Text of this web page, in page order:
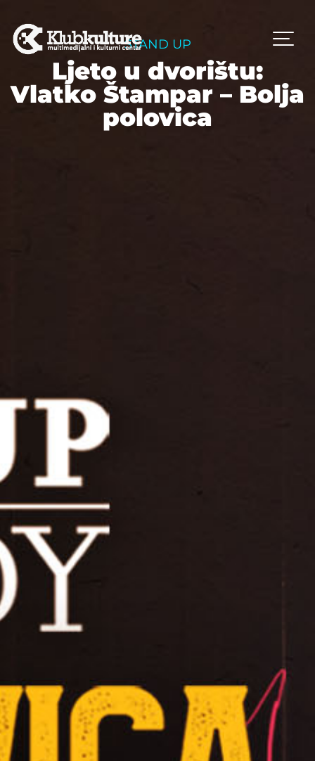
STAND UP
Ljeto u dvorištu:
Vlatko Štampar – Bolja
polovica